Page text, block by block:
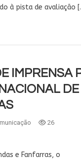
à pista de avaliação
IMPRENSA
DE
26
e Fanfarras, o